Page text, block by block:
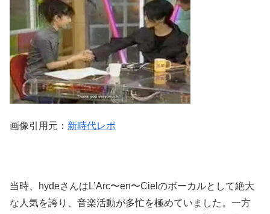
画像引用元： 新時代レポ
当時、hydeさんはL’Arc〜en〜Cielのボーカルとして絶大
な人気を誇り、音楽活動が多忙を極めていました。一方